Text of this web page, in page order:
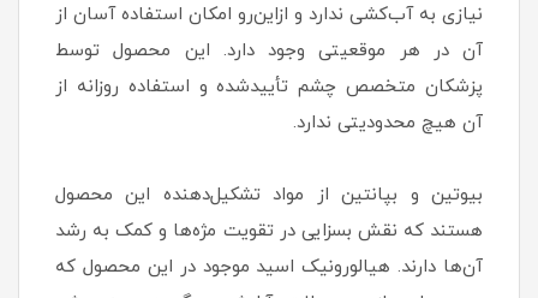
نیازی به آب‌کشی ندارد و ازاین‌رو امکان استفاده آسان از
آن در هر موقعیتی وجود دارد. این محصول توسط
پزشکان متخصص چشم تأییدشده و استفاده روزانه از
آن هیچ محدودیتی ندارد.
بیوتین و بپانتین از مواد تشکیل‌دهنده این محصول
هستند که نقش بسزایی در تقویت مژه‌ها و کمک به رشد
آن‌ها دارند. هیالورونیک اسید موجود در این محصول که